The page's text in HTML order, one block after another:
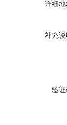
详细地
补充说
验证